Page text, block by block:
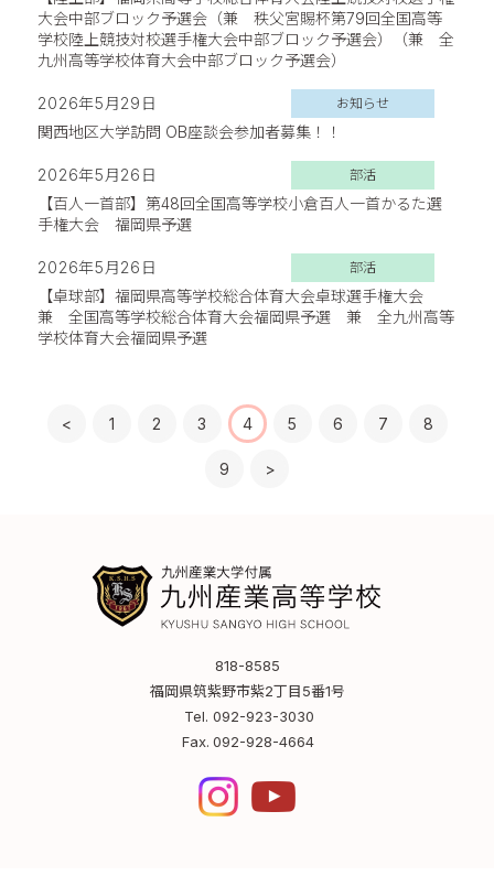
大会中部ブロック予選会（兼 秩父宮賜杯第79回全国高等
学校陸上競技対校選手権大会中部ブロック予選会）（兼 全
九州高等学校体育大会中部ブロック予選会）
2026年5月29日 お知らせ
関西地区大学訪問 OB座談会参加者募集！！
2026年5月26日 部活
【百人一首部】第48回全国高等学校小倉百人一首かるた選
手権大会 福岡県予選
2026年5月26日 部活
【卓球部】福岡県高等学校総合体育大会卓球選手権大会
兼 全国高等学校総合体育大会福岡県予選 兼 全九州高等
学校体育大会福岡県予選
< 1 2 3 4 5 6 7 8
9 >
818-8585
福岡県筑紫野市紫2丁目5番1号
Tel. 092-923-3030
Fax. 092-928-4664